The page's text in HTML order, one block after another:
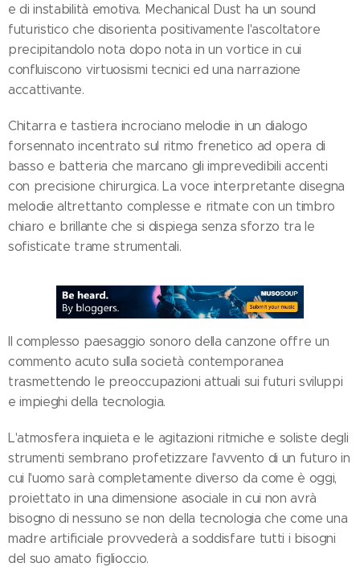
e di instabilità emotiva. Mechanical Dust ha un sound
futuristico che disorienta positivamente l'ascoltatore
precipitandolo nota dopo nota in un vortice in cui
confluiscono virtuosismi tecnici ed una narrazione
accattivante.
Chitarra e tastiera incrociano melodie in un dialogo
forsennato incentrato sul ritmo frenetico ad opera di
basso e batteria che marcano gli imprevedibili accenti
con precisione chirurgica. La voce interpretante disegna
melodie altrettanto complesse e ritmate con un timbro
chiaro e brillante che si dispiega senza sforzo tra le
sofisticate trame strumentali.
Il complesso paesaggio sonoro della canzone offre un
commento acuto sulla società contemporanea
trasmettendo le preoccupazioni attuali sui futuri sviluppi
e impieghi della tecnologia.
L'atmosfera inquieta e le agitazioni ritmiche e soliste degli
strumenti sembrano profetizzare l'avvento di un futuro in
cui l'uomo sarà completamente diverso da come è oggi,
proiettato in una dimensione asociale in cui non avrà
bisogno di nessuno se non della tecnologia che come una
madre artificiale provvederà a soddisfare tutti i bisogni
del suo amato figlioccio.